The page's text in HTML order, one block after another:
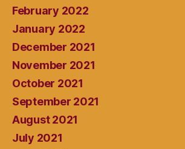
February 2022
January 2022
December 2021
November 2021
October 2021
September 2021
August 2021
July 2021